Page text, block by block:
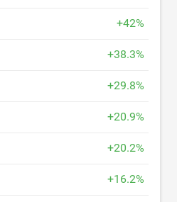
+42%
+38.3%
+29.8%
+20.9%
+20.2%
+16.2%